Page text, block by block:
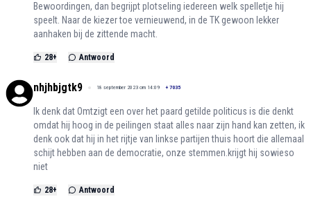
Bewoordingen, dan begrijpt plotseling iedereen welk spelletje hij
speelt. Naar de kiezer toe vernieuwend, in de TK gewoon lekker
aanhaken bij de zittende macht.
28+ Antwoord
nhjhbjgtk9 18 september 2023 om 14:09 + 7035
Ik denk dat Omtzigt een over het paard getilde politicus is die denkt
omdat hij hoog in de peilingen staat alles naar zijn hand kan zetten, ik
denk ook dat hij in het rijtje van linkse partijen thuis hoort die allemaal
schijt hebben aan de democratie, onze stemmen.krijgt hij sowieso
niet
28+ Antwoord